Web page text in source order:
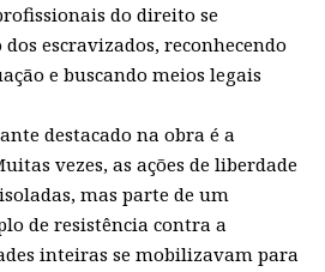
do direito se
escravizados, reconhecendo
e buscando meios legais
destacado na obra é a
vezes, as ações de liberdade
mas parte de um
de resistência contra a
inteiras se mobilizavam para